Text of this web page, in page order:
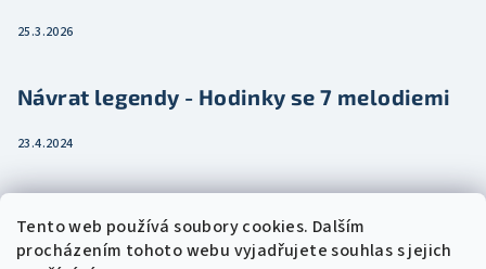
Tento web používá soubory cookies. Dalším
procházením tohoto webu vyjadřujete souhlas s jejich
25.3.2026
Návrat legendy - Hodinky se 7 melodiemi
23.4.2024
jako dárek